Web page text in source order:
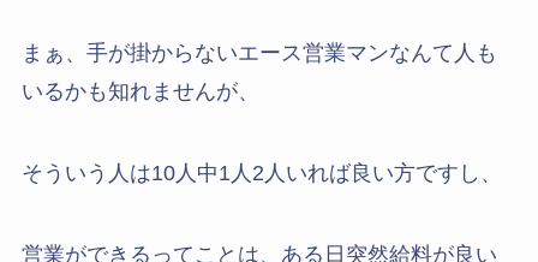
まぁ、手が掛からないエース営業マンなんて人も
いるかも知れませんが、
そういう人は10人中1人2人いれば良い方ですし、
営業ができるってことは、ある日突然給料が良い